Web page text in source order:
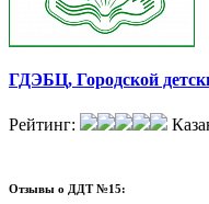
ГДЭБЦ, Городской
Рейтинг:
Отзывы о ДДТ №15: